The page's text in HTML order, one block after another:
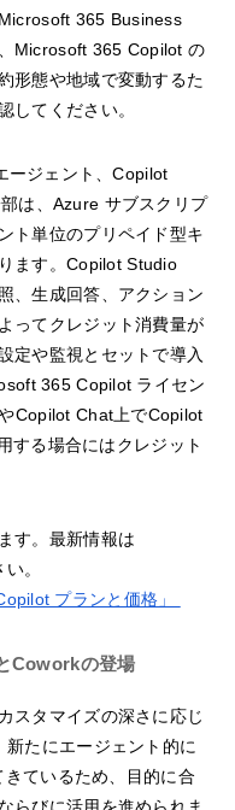
365 Business
Microsoft 365 Copilot の
形態や地域で変動するた
してください。
ージェント、Copilot
は、Azure サブスクリプ
ト単位のプリペイド型キ
ます。Copilot Studio
、生成回答、アクション
ってクレジット消費量が
定や監視とセットで導入
365 Copilot ライセン
Copilot Chat上でCopilot
する場合にはクレジット
す。最新情報は
。
プランと価格」
Coworkの登場
スタマイズの深さに応じ
たにエージェント的に
ているため、目的に合
らびに活用を進められま